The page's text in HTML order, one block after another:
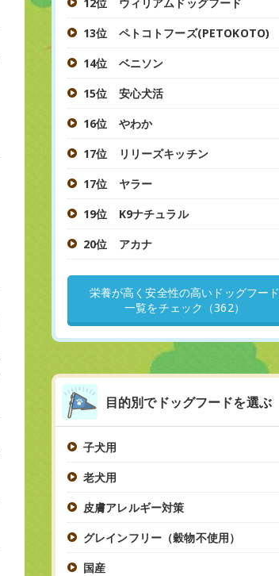
13位 ペトコトフーズ(PETOKOTO)
14位 ベニソン
15位 安心犬活
16位 やわか
17位 リリーズキッチン
17位 ヤラー
19位 K9ナチュラル
20位 アカナ
栄養が高く安全性の高いドッグフード
一覧をチェック（362）
目的別でドッグフードを選ぶ
子犬用
老犬用
皮膚アレルギー対策
グレインフリー（穀物不使用）
国産